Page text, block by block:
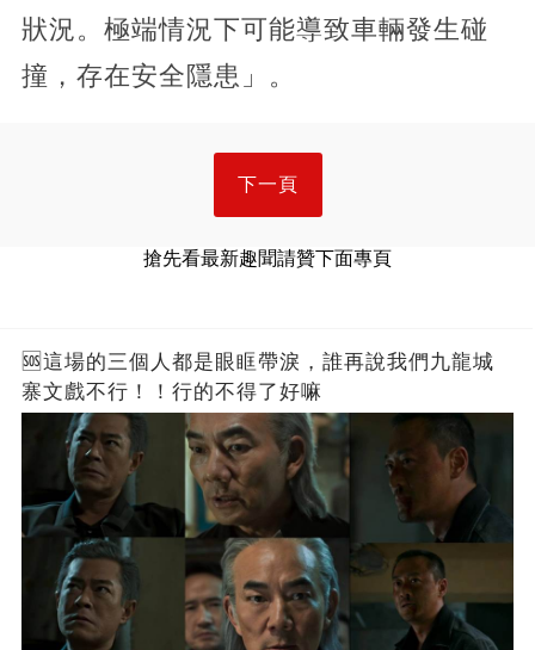
狀況。極端情況下可能導致車輛發生碰
撞，存在安全隱患」。
下一頁
搶先看最新趣聞請贊下面專頁
🆘這場的三個人都是眼眶帶淚，誰再說我們九龍城
寨文戲不行！！行的不得了好嘛